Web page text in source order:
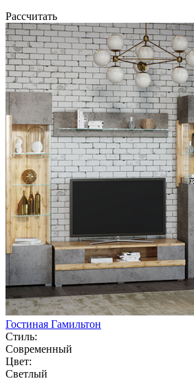
Рассчитать
Гостиная Гамильтон
Стиль:
Современный
Цвет:
Светлый